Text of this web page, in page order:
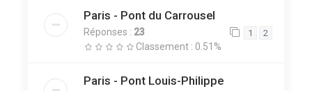
Paris - Pont du Carrousel
Réponses : 23 1 2
Classement : 0.51%
Paris - Pont Louis-Philippe